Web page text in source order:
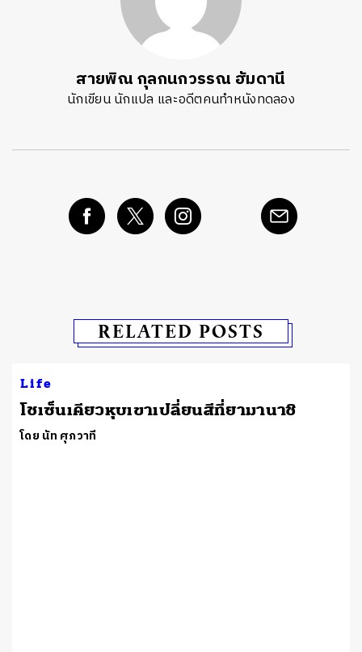
สายพิณ กุลกนกวรรณ ฮัมดานี
นักเขียน นักแปล และอดีตคนทำหนังทดลอง
RELATED POSTS
Life
โชเซ็นเคียวหุบเขาเปลี่ยนสีที่ยามานาชิ
โดย นัท ศุภวาที